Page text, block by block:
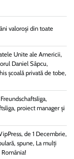
valoroși din toate
Unite ale Americii,
Daniel Sâpcu,
școală privată de tobe,
proiect manager și
de 1 Decembrie,
spune, La mulți